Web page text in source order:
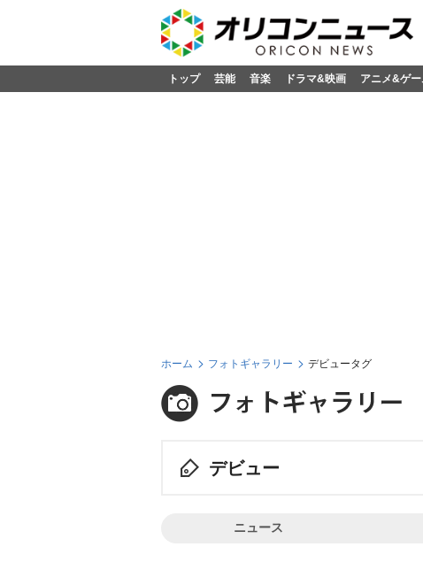
トップ 芸能 音楽 ドラマ&映画 アニメ&ゲ
ホーム フォトギャラリー デビュータグ
デビュー
ニュース